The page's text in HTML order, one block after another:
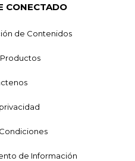
CONECTADO
de Contenidos
de Información